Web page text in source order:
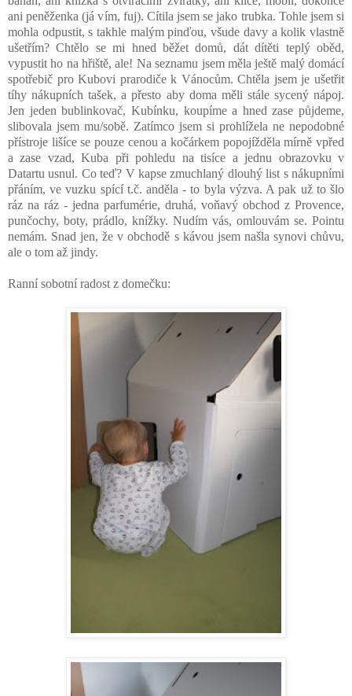
ani peněženka (já vím, fuj). Cítila jsem se jako trubka. Tohle jsem si
mohla odpustit, s takhle malým pinďou, všude davy a kolik vlastně
ušetřím? Chtělo se mi hned běžet domů, dát dítěti teplý oběd,
vypustit ho na hřiště, ale! Na seznamu jsem měla ještě malý domácí
spotřebič pro Kubovi prarodiče k Vánocům. Chtěla jsem je ušetřit
tíhy nákupních tašek, a přesto aby doma měli stále sycený nápoj.
Jen jeden bublinkovač, Kubínku, koupíme a hned zase půjdeme,
slibovala jsem mu/sobě. Zatímco jsem si prohlížela ne nepodobné
přístroje lišíce se pouze cenou a kočárkem popojížděla mírně vpřed
a zase vzad, Kuba při pohledu na tisíce a jednu obrazovku v
Datartu usnul. Co teď? V kapse zmuchlaný dlouhý list s nákupními
přáním, ve vuzku spící t.č. anděla - to byla výzva. A pak už to šlo
ráz na ráz - jedna parfumérie, druhá, voňavý obchod z Provence,
punčochy, boty, prádlo, knížky. Nudím vás, omlouvám se. Pointu
nemám. Snad jen, že v obchodě s kávou jsem našla synovi chůvu,
ale o tom až jindy.
Ranní sobotní radost z domečku: